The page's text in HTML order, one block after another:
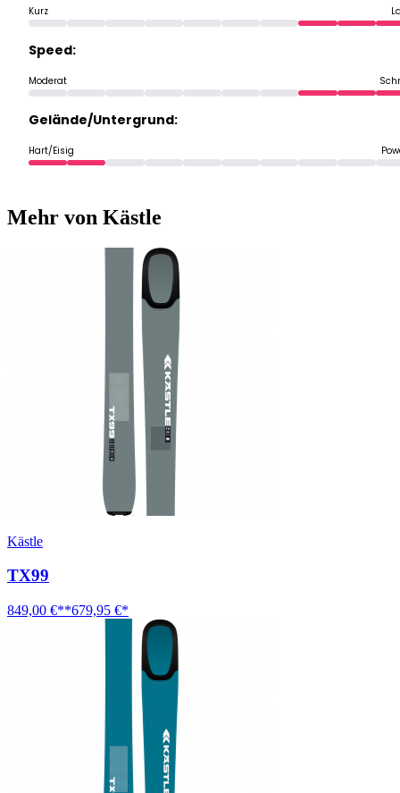
Kurz
Speed:
Moderat
Gelände/Untergrund:
Hart/Eisig
Mehr von Kästle
Kästle
TX99
849,00 €**679,95 €*